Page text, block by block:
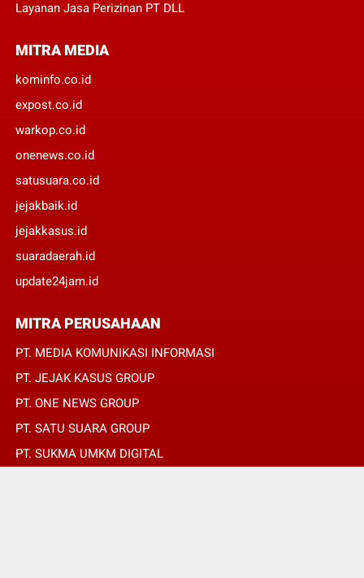
Layanan Jasa Perizinan PT DLL
MITRA MEDIA
kominfo.co.id
expost.co.id
warkop.co.id
onenews.co.id
satusuara.co.id
jejakbaik.id
jejakkasus.id
suaradaerah.id
update24jam.id
MITRA PERUSAHAAN
PT. MEDIA KOMUNIKASI INFORMASI
PT. JEJAK KASUS GROUP
PT. ONE NEWS GROUP
PT. SATU SUARA GROUP
PT. SUKMA UMKM DIGITAL